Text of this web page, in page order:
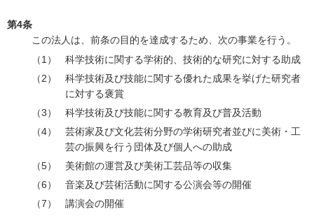
第4条
この法人は、前条の目的を達成するため、次の事業を行う。
科学技術に関する学術的、技術的な研究に対する助成
科学技術及び技能に関する優れた成果を挙げた研究者
に対する褒賞
科学技術及び技能に関する教育及び普及活動
芸術家及び文化芸術分野の学術研究者並びに美術・工
芸の振興を行う団体及び個人への助成
美術館の運営及び美術工芸品等の収集
音楽及び芸術活動に関する公演会等の開催
講演会の開催